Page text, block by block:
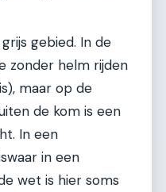
gebied. In de
zonder helm rijden
maar op de
de kom is een
In een
in een
wet is hier soms